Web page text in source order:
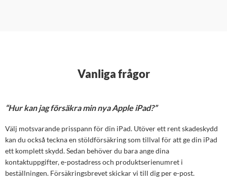
Vanliga frågor
“Hur kan jag försäkra min nya Apple iPad?”
Välj motsvarande prisspann för din iPad. Utöver ett rent skadeskydd
kan du också teckna en stöldförsäkring som tillval för att ge din iPad
ett komplett skydd. Sedan behöver du bara ange dina
kontaktuppgifter, e-postadress och produktserienumret i
beställningen. Försäkringsbrevet skickar vi till dig per e-post.